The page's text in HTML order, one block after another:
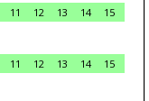
11 12 13 14
15
11 12 13 14
15